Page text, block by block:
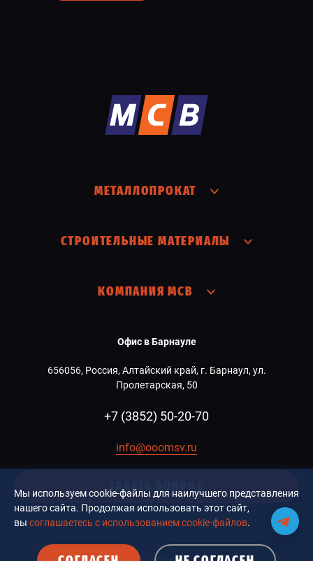
МЕТАЛЛОПРОКАТ
СТРОИТЕЛЬНЫЕ МАТЕРИАЛЫ
КОМПАНИЯ МСВ
Офис в Барнауле
656056, Россия, Алтайский край, г. Барнаул, ул.
Пролетарская, 50
+7 (3852) 50-20-70
info@ooomsv.ru
ЗАДАТЬ ВОПРОС
Мы используем cookie-файлы для наилучшего представления
нашего сайта. Продолжая использовать этот сайт,
вы соглашаетесь с использованием cookie-файлов.